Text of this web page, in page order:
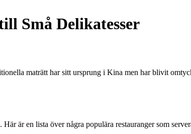
Små Delikatesser
maträtt har sitt ursprung i Kina men har blivit
är en lista över några populära restauranger som